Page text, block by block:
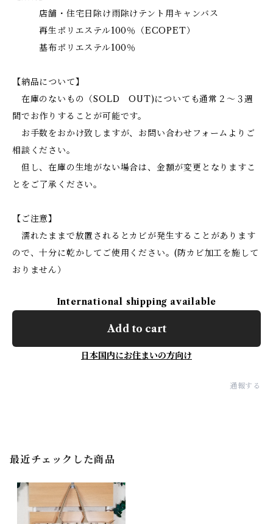
店舗・住宅日除け雨除けテント用キャンバス
再生ポリエステル100％（ECOPET）
基布ポリエステル100％
【納品について】
在庫のないもの（SOLD OUT)についても通常２～３週
間でお作りすることが可能です。
お手数をおかけ致しますが、お問い合わせフォームよりご
相談ください。
但し、在庫の生地がない場合は、金額が変更となりますこ
とをご了承ください。
【ご注意】
濡れたままで放置されるとカビが発生することがあります
ので、十分に乾かしてご使用ください。(防カビ加工を施して
おりません）
International shipping available
Add to cart
日本国内にお住まいの方向け
通報する
最近チェックした商品